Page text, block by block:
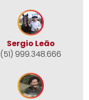
Sergio Leão
(51) 999.348.666